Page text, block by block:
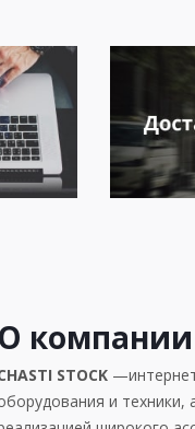
О компании
STOCK
и